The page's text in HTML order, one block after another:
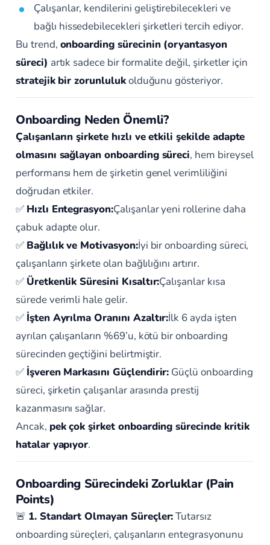
Çalışanlar, kendilerini geliştirebilecekleri ve
bağlı hissedebilecekleri şirketleri tercih ediyor.
Bu trend, onboarding sürecinin (oryantasyon
süreci) artık sadece bir formalite değil, şirketler için
stratejik bir zorunlulukolduğunu gösteriyor.
Onboarding Neden Önemli?
Çalışanların şirkete hızlı ve etkili şekilde adapte
olmasını sağlayan onboarding süreci, hem bireysel
performansı hem de şirketin genel verimliliğini
doğrudan etkiler.
✅ Hızlı Entegrasyon:Çalışanlar yeni rollerine daha
çabuk adapte olur.
✅ Bağlılık ve Motivasyon:İyi bir onboarding süreci,
çalışanların şirkete olan bağlılığını artırır.
✅ Üretkenlik Süresini Kısaltır:Çalışanlar kısa
sürede verimli hale gelir.
✅ İşten Ayrılma Oranını Azaltır:İlk 6 ayda işten
ayrılan çalışanların %69’u, kötü bir onboarding
sürecinden geçtiğini belirtmiştir.
✅ İşveren Markasını Güçlendirir: Güçlü onboarding
süreci, şirketin çalışanlar arasında prestij
kazanmasını sağlar.
Ancak, pek çok şirket onboarding sürecinde kritik
hatalar yapıyor.
Onboarding Sürecindeki Zorluklar (Pain
Points)
🚨 1. Standart Olmayan Süreçler:Tutarsız
onboarding süreçleri, çalışanların entegrasyonunu